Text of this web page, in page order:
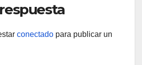
conectado para publicar un